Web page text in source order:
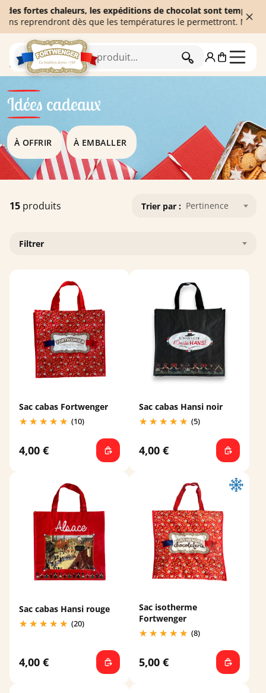
chaleurs, les expéditions de chocolat sont temporairement
dès que les températures le permettront. Merci de
RECHERCHER
Accueil Idées cadeaux
Idées cadeaux
À OFFRIR À EMBALLER
15 produits Trier par : Pertinence
Filtrer
Sac cabas Fortwenger
(10)
4,00 €
Sac cabas Hansi noir
(5)
4,00 €
Sac cabas Hansi rouge
(20)
4,00 €
Sac isotherme
Fortwenger
(8)
5,00 €